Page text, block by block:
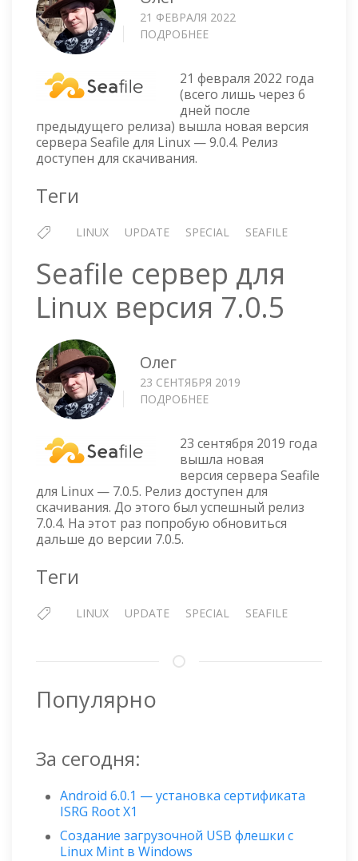
21 ФЕВРАЛЯ 2022
ПОДРОБНЕЕ
ДЛЯ
LINUX
—
9.0.4
21 февраля 2022 года
(всего лишь через 6
дней после
предыдущего релиза) вышла новая версия
сервера Seafile для Linux — 9.0.4. Релиз
доступен для скачивания.
Теги
LINUX UPDATE SPECIAL SEAFILE
Seafile сервер для
Linux версия 7.0.5
Олег
23 СЕНТЯБРЯ 2019
ПОДРОБНЕЕ
ДЛЯ
LINUX
ВЕРСИЯ
7.0.5
23 сентября 2019 года
вышла новая
версия сервера Seafile
для Linux — 7.0.5. Релиз доступен для
скачивания. До этого был успешный релиз
7.0.4. На этот раз попробую обновиться
дальше до версии 7.0.5.
Теги
LINUX UPDATE SPECIAL SEAFILE
Популярно
За сегодня:
Android 6.0.1 — установка сертификата
ISRG Root X1
Создание загрузочной USB флешки с
Linux Mint в Windows